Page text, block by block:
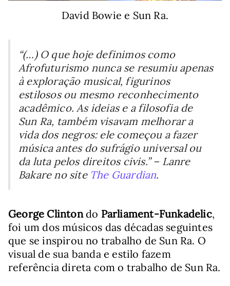
David Bowie e Sun Ra.
“(…) O que hoje definimos como
Afrofuturismo nunca se resumiu apenas
à exploração musical, figurinos
estilosos ou mesmo reconhecimento
acadêmico. As ideias e a filosofia de
Sun Ra, também visavam melhorar a
vida dos negros: ele começou a fazer
música antes do sufrágio universal ou
da luta pelos direitos civis.” – Lanre
Bakare no site The Guardian.
George Clintondo Parliament-Funkadelic,
foi um dos músicos das décadas seguintes
que se inspirou no trabalho de Sun Ra. O
visual de sua banda e estilo fazem
referência direta com o trabalho de Sun Ra.